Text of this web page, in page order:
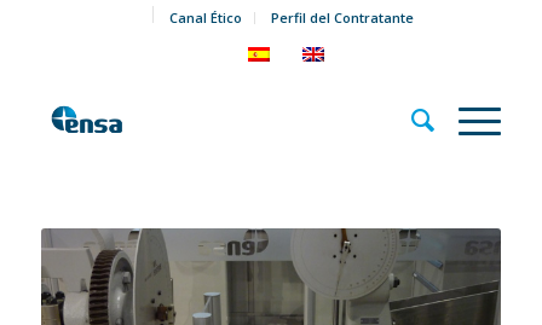
Canal Ético Perfil del Contratante